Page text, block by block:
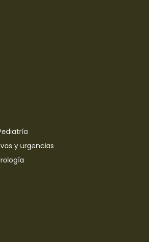
y urgencias